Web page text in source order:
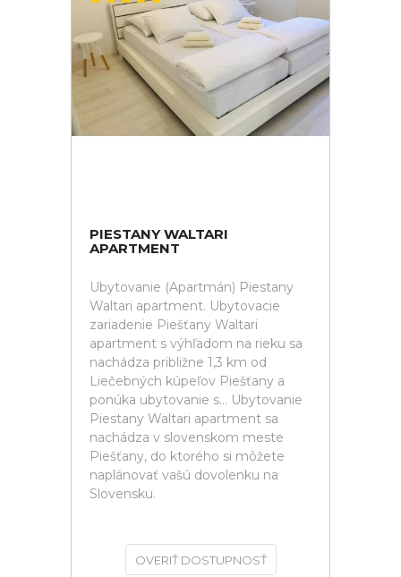
PIESTANY WALTARI
APARTMENT
Ubytovanie (Apartmán) Piestany
Waltari apartment. Ubytovacie
zariadenie Piešťany Waltari
apartment s výhľadom na rieku sa
nachádza približne 1,3 km od
Liečebných kúpeľov Piešťany a
ponúka ubytovanie s... Ubytovanie
Piestany Waltari apartment sa
nachádza v slovenskom meste
Piešťany, do ktorého si môžete
naplánovať vašú dovolenku na
Slovensku.
OVERIŤ DOSTUPNOSŤ